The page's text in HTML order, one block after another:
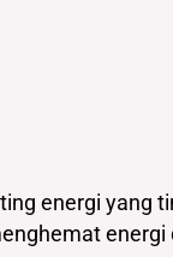
energi